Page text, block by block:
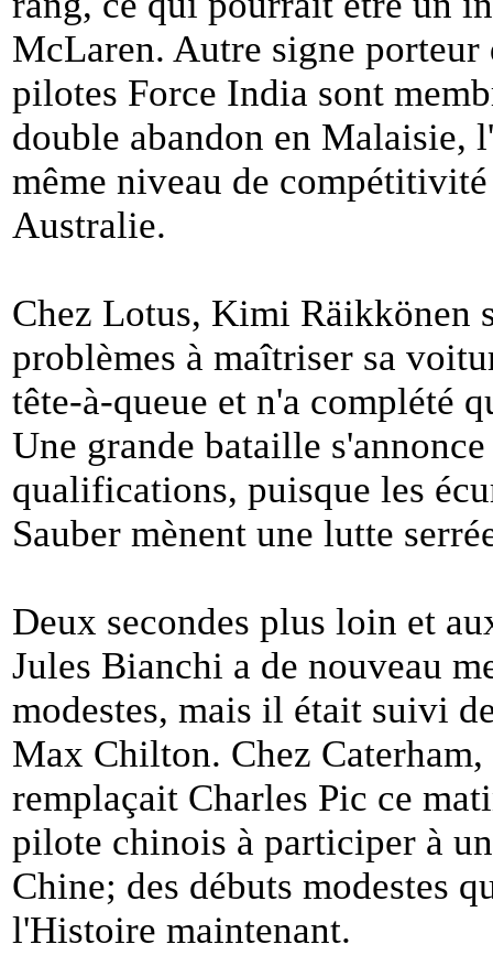
McLaren. Autre signe porteur
pilotes Force India sont
double abandon en Malaisie,
même niveau de
Australie.
Chez Lotus, Kimi Räikkönen
problèmes à maîtriser sa
tête-à-queue et n'a complété
Une grande bataille
qualifications, puisque les
Sauber mènent une lutte
Deux secondes plus loin et
Jules Bianchi a de nouveau
modestes, mais il était suivi
Max Chilton. Chez
remplaçait Charles Pic ce
pilote chinois à participer à
Chine; des débuts modestes
l'Histoire maintenant.